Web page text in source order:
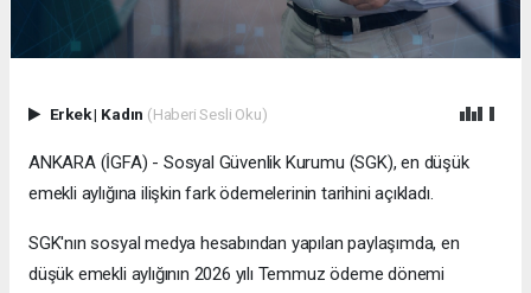
Erkek| Kadın (Haberi Sesli Oku)
ANKARA (İGFA) - Sosyal Güvenlik Kurumu (SGK), en düşük
emekli aylığına ilişkin fark ödemelerinin tarihini açıkladı.
SGK'nın sosyal medya hesabından yapılan paylaşımda, en
düşük emekli aylığının 2026 yılı Temmuz ödeme dönemi